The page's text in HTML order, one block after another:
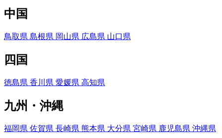
中国
鳥取県 島根県 岡山県 広島県 山口県
四国
徳島県 香川県 愛媛県 高知県
九州・沖縄
福岡県 佐賀県 長崎県 熊本県 大分県 宮崎県 鹿児島県 沖縄県